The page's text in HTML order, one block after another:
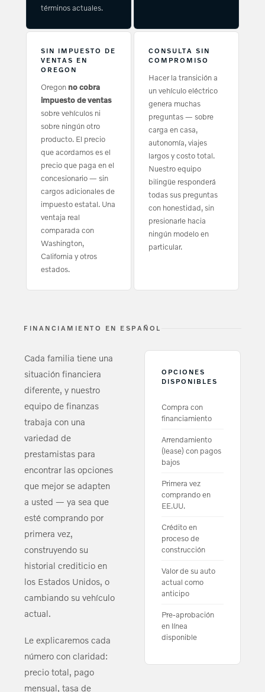
términos actuales.
SIN IMPUESTO DE
VENTAS EN
OREGON
Oregon no cobra
impuesto de ventas
sobre vehículos ni
sobre ningún otro
producto. El precio
que acordamos es el
precio que paga en el
concesionario — sin
cargos adicionales de
impuesto estatal. Una
ventaja real
comparada con
Washington,
California y otros
estados.
CONSULTA SIN
COMPROMISO
Hacer la transición a
un vehículo eléctrico
genera muchas
preguntas — sobre
carga en casa,
autonomía, viajes
largos y costo total.
Nuestro equipo
bilingüe responderá
todas sus preguntas
con honestidad, sin
presionarle hacia
ningún modelo en
particular.
FINANCIAMIENTO EN ESPAÑOL
Cada familia tiene una
situación financiera
diferente, y nuestro
equipo de finanzas
trabaja con una
variedad de
prestamistas para
encontrar las opciones
que mejor se adapten
a usted — ya sea que
esté comprando por
primera vez,
construyendo su
historial crediticio en
los Estados Unidos, o
cambiando su vehículo
actual.
Le explicaremos cada
número con claridad:
precio total, pago
mensual, tasa de
OPCIONES
DISPONIBLES
Compra con
financiamiento
Arrendamiento
(lease) con pagos
bajos
Primera vez
comprando en
EE.UU.
Crédito en
proceso de
construcción
Valor de su auto
actual como
anticipo
Pre-aprobación
en línea
disponible